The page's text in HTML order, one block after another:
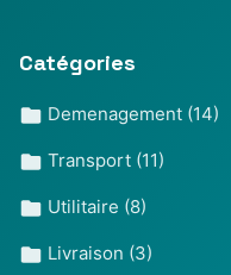
Catégories
Demenagement (14)
Transport (11)
Utilitaire (8)
Livraison (3)